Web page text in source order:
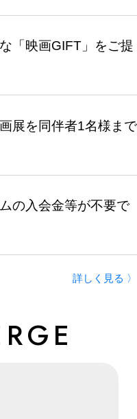
「映画GIFT」をご提
展を同伴者1名様まで
の入会金等が不要で
詳しく見る 〉